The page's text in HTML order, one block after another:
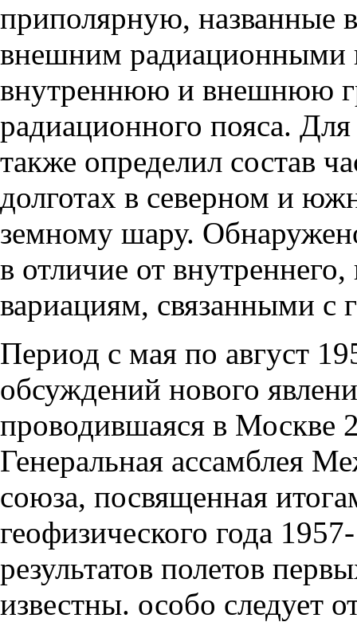
приполярную, названные
внешним радиационными
внутреннюю и внешнюю
радиационного пояса.
также определил состав
долготах в северном и
земному шару.
в отличие от
вариациям, связанными с
Период с мая по август
обсуждений нового
проводившаяся в Москве
Генеральная ассамблея
союза, посвященная
геофизического года
результатов полетов
известны. особо следует